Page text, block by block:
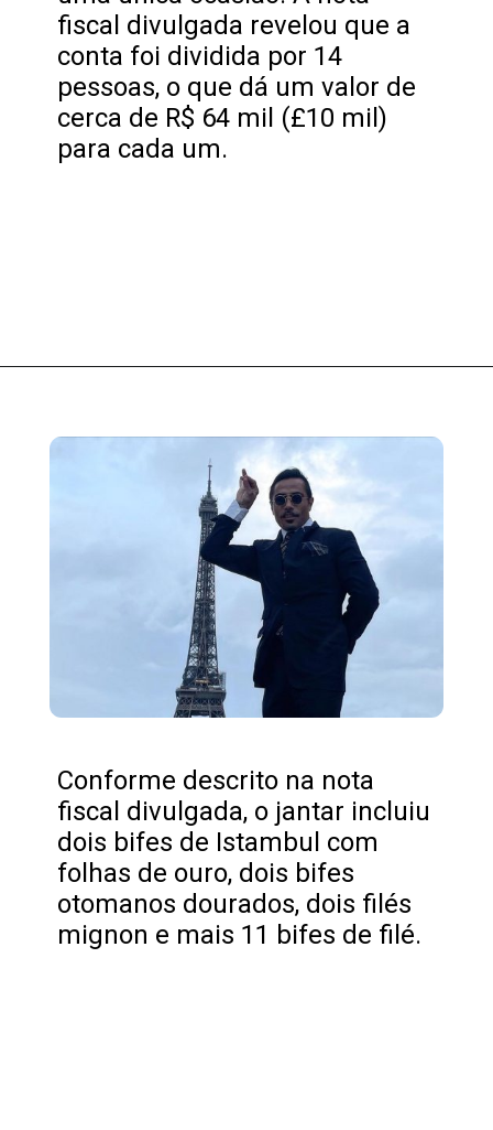
fiscal divulgada revelou que a
conta foi dividida por 14
pessoas, o que dá um valor de
cerca de R$ 64 mil (£10 mil)
para cada um.
Conforme descrito na nota
fiscal divulgada, o jantar incluiu
dois bifes de Istambul com
folhas de ouro, dois bifes
otomanos dourados, dois filés
mignon e mais 11 bifes de filé.